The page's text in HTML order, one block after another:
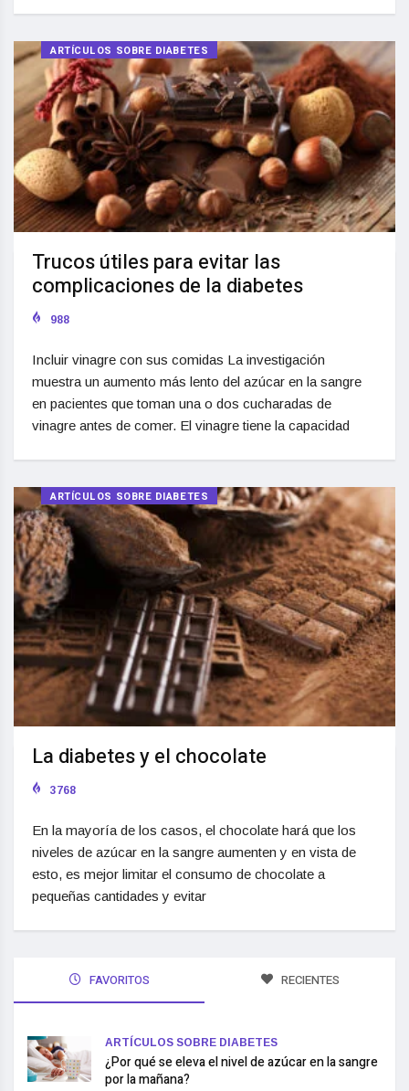
ARTÍCULOS SOBRE DIABETES
Trucos útiles para evitar las
complicaciones de la diabetes
988
Incluir vinagre con sus comidas La investigación
muestra un aumento más lento del azúcar en la sangre
en pacientes que toman una o dos cucharadas de
vinagre antes de comer. El vinagre tiene la capacidad
ARTÍCULOS SOBRE DIABETES
La diabetes y el chocolate
3768
En la mayoría de los casos, el chocolate hará que los
niveles de azúcar en la sangre aumenten y en vista de
esto, es mejor limitar el consumo de chocolate a
pequeñas cantidades y evitar
FAVORITOS RECIENTES
ARTÍCULOS SOBRE DIABETES
¿Por qué se eleva el nivel de azúcar en la sangre
por la mañana?